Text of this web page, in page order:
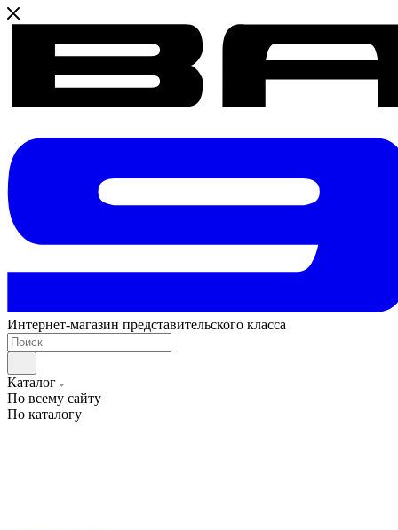
Интернет-магазин представительского класса
Каталог
По всему сайту
По каталогу